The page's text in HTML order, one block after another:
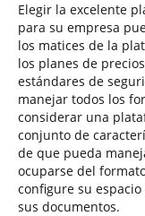
Elegir la excelente
para su empresa
los matices de la
los planes de
estándares de
manejar todos los
considerar una
conjunto de
de que pueda
ocuparse del
configure su
sus documentos.